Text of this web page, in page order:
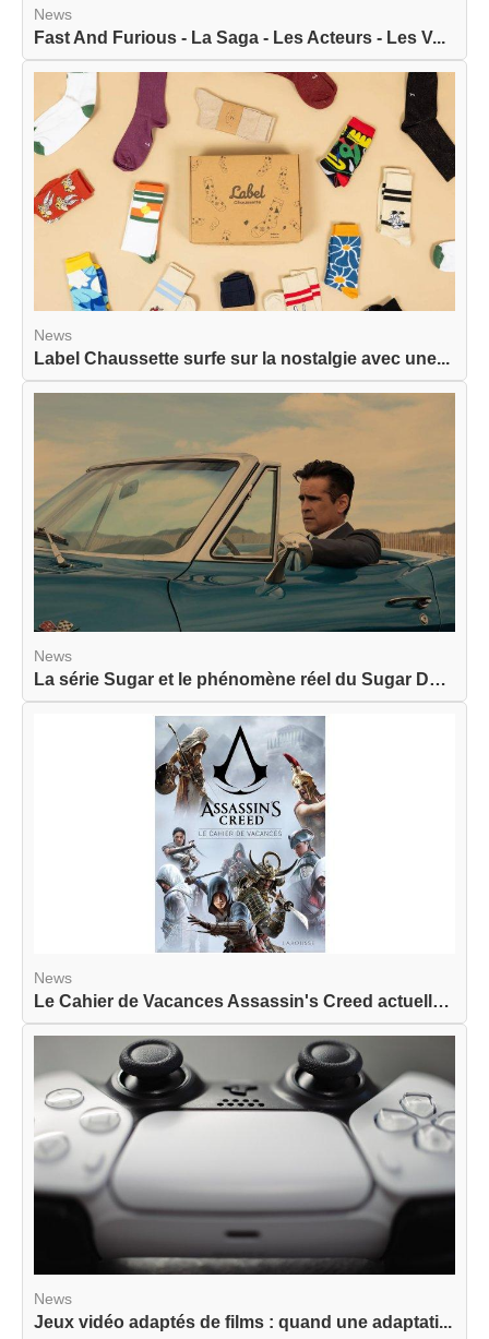
News
Fast And Furious - La Saga - Les Acteurs - Les V...
News
Label Chaussette surfe sur la nostalgie avec une...
News
La série Sugar et le phénomène réel du Sugar Dat...
News
Le Cahier de Vacances Assassin's Creed actuellem...
News
Jeux vidéo adaptés de films : quand une adaptati...